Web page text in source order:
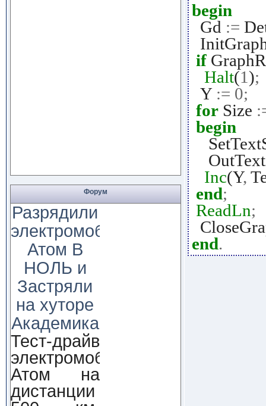
Форум
Разрядили
электромобиль
Атом В
НОЛЬ и
Застряли
на хуторе
Академика
Тест-драйв
электромобиля
Атом на
дистанции
begin
Gd :=
if
Halt(1 );
Y := 0;
forSize
begin
Inc(Y,
end;
ReadLn;
end.